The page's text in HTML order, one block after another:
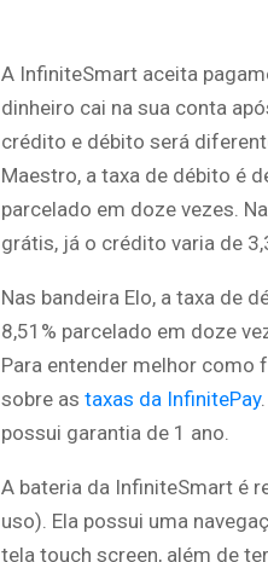
A InfiniteSmart aceita
dinheiro cai na sua conta
crédito e débito será
Maestro, a taxa de débito é
parcelado em doze vezes.
grátis, já o crédito varia de
Nas bandeira Elo, a taxa de
8,51% parcelado em doze
Para entender melhor como
sobre as taxas da InfinitePay
possui garantia de 1 ano.
A bateria da InfiniteSmart é
uso). Ela possui uma
tela touch screen, além de